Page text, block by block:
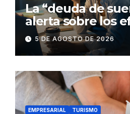
La “deuda de
alerta sobre los
dormir mal en la
mental
5 DE AGOSTO DE 2026
EMPRESARIAL TURISMO